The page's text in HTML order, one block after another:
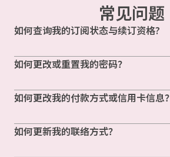
常见问题
如何查询我的订阅状态与续订资格?
如何更改或重置我的密码？
如何更改我的付款方式或信用卡信息？
如何更新我的联络方式？